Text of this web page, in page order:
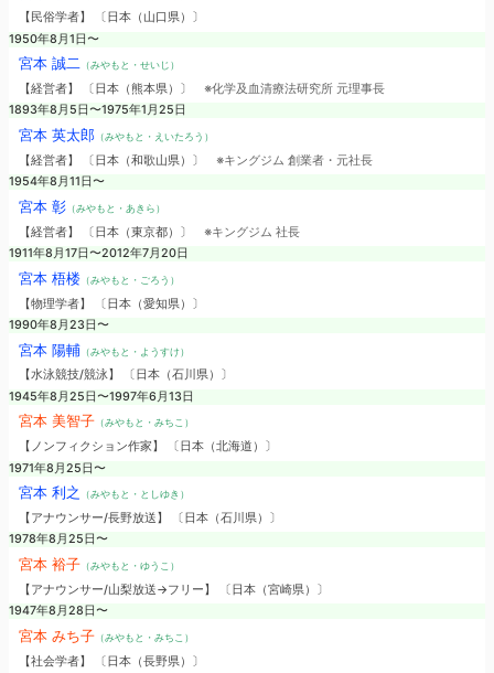
【民俗学者】 〔日本（山口県）〕
1950年8月1日〜
宮本 誠二（みやもと・せいじ）
【経営者】 〔日本（熊本県）〕 ※化学及血清療法研究所 元理事長
1893年8月5日〜1975年1月25日
宮本 英太郎（みやもと・えいたろう）
【経営者】 〔日本（和歌山県）〕 ※キングジム 創業者・元社長
1954年8月11日〜
宮本 彰（みやもと・あきら）
【経営者】 〔日本（東京都）〕 ※キングジム 社長
1911年8月17日〜2012年7月20日
宮本 梧楼（みやもと・ごろう）
【物理学者】 〔日本（愛知県）〕
1990年8月23日〜
宮本 陽輔 （みやもと・ようすけ）
【水泳競技/競泳】 〔日本（石川県）〕
1945年8月25日〜1997年6月13日
宮本 美智子（みやもと・みちこ）
【ノンフィクション作家】 〔日本（北海道）〕
1971年8月25日〜
宮本 利之 （みやもと・としゆき）
【アナウンサー/長野放送】 〔日本（石川県）〕
1978年8月25日〜
宮本 裕子（みやもと・ゆうこ）
【アナウンサー/山梨放送→フリー】 〔日本（宮崎県）〕
1947年8月28日〜
宮本 みち子（みやもと・みちこ）
【社会学者】 〔日本（長野県）〕